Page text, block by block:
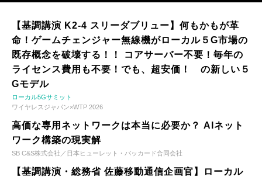
【基調講演 K2-4 スリーダブリュー】何もかもが革
命！ゲームチェンジャー無線機がローカル５G市場の
既存概念を破壊する！！ コアサーバー不要！毎年の
ライセンス費用も不要！でも、超安価！ の新しい５
Gモデル
ローカル5Gサミット
ワイヤレスジャパン×WTP 2026
高価な専用ネットワークは本当に必要か？ AIネット
ワーク構築の現実解
SB C&S株式会社／日本ヒューレット・パッカード合同会社
【基調講演・総務省 佐藤移動通信企画官】ローカル